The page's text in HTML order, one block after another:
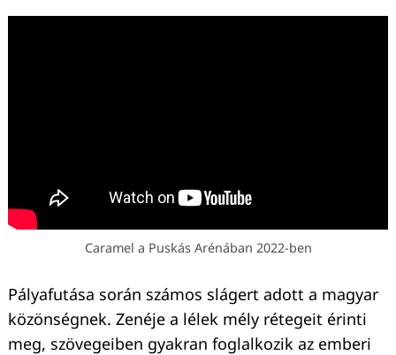
Caramel a Puskás Arénában 2022-ben
Pályafutása során számos slágert adott a magyar
közönségnek. Zenéje a lélek mély rétegeit érinti
meg, szövegeiben gyakran foglalkozik az emberi